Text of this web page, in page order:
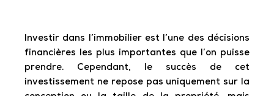
Investir dans l’immobilier est l’une des décisions
financières les plus importantes que l’on puisse
prendre. Cependant, le succès de cet
investissement ne repose pas uniquement sur la